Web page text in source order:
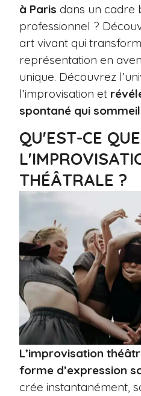
à Paris dans un cadre
professionnel ?
art vivant qui
représentation en
unique. Découvrez
l’improvisation et
spontané qui
QU'EST-CE QUE
THÉÂTRALE ?
L’improvisation
forme d’expression
crée instantanément,